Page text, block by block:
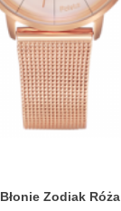
Błonie Zodiak Róża